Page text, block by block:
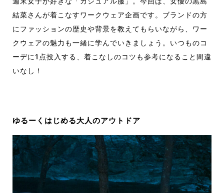
結菜さんが着こなすワークウェア企画です。ブランドの方
にファッションの歴史や背景を教えてもらいながら、ワー
クウェアの魅力も一緒に学んでいきましょう。いつものコ
ーデに1点投入する、着こなしのコツも参考になること間違
いなし！
ゆるーくはじめる大人のアウトドア